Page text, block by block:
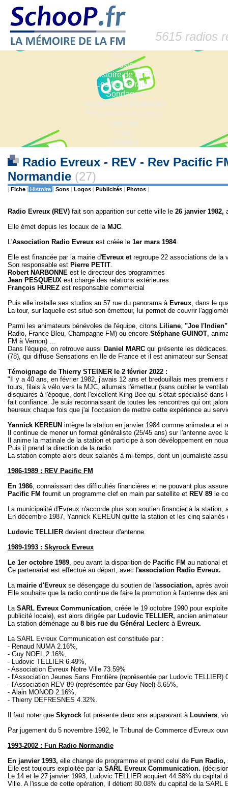
5615 radios
Accueil
Dossiers
Histoire de la FM
Les fiches radio
Sondages
Anciennes fréquences
Fréquences actuelles
Lexique
Liens
Contact
Radio Evreux - REV - Rev Pacific
Normandie (27)
| Fiche | Histoire | Sons | Logos | Publicités | Photos |
Radio Evreux (REV) fait son apparition sur cette ville le 26 janvier 1982,
Elle émet depuis les locaux de la MJC.
L'Association Radio Evreux est créée le 1er mars 1984.
Elle est financée par la mairie d'Evreux et regroupe 22 associations de la
Son responsable est Pierre PETIT.
Robert NARBONNE est le directeur des programmes
Jean PESQUEUX est chargé des relations extérieures
François HUREZ est responsable commercial
Puis elle installe ses studios au 57 rue du panorama à Evreux, dans le
La tour, sur laquelle est situé son émetteur, lui permet de couvrir
Parmi les animateurs bénévoles de l'équipe, citons Liliane, "Joe l'Indien"
Radio, France Bleu, Champagne FM) ou encore Stéphane GUINOT,
FM à Vernon) ...
Dans l'équipe, on retrouve aussi Daniel MARC qui présente les
(78), qui diffuse Sensations en Ile de France et il est animateur sur
Témoignage de Thierry STEINER le 2 février 2022 :
"Il y a 40 ans, en février 1982, j'avais 12 ans et bredouillais mes
tours, filais à vélo vers la MJC, allumais l'émetteur (sans oublier le
disquaires à l'époque, dont l'excellent King Bee qui s'était spécialisé
fait confiance. Je suis reconnaissant de toutes les rencontres qui ont
heureux chaque fois que j'ai l'occasion de mettre cette expérience au
Yannick KEREUN intègre la station en janvier 1984 comme animateur et
Il continue de mener un format généraliste (25/45 ans) sur l'antenne
Il anime la matinale de la station et participe à son dévéloppement en
Puis il prend la direction de la radio.
La station compte alors deux salariés à mi-temps, dont un journaliste
1986-1989 : REV Pacific FM
En 1986, connaissant des difficultés financières et ne pouvant plus
Pacific FM fournit un programme clef en main par satellite et REV 89 le
La municipalité d'Evreux n'accorde plus son soutien financier à la station,
En décembre 1987, Yannick KEREUN quitte la station et les cinq
Ludovic TELLIER devient directeur d'antenne.
1989-1993 : Skyrock Evreux
Le 1er octobre 1989, peu avant la disparition de Pacific FM au national
Ce partenariat est effectué au départ, avec l'association Radio Evreux.
La mairie d'Evreux se désengage du soutien de l'association, après
Elle souhaite que la radio continue de faire la promotion à l'antenne des
LaSARL Evreux Communication, créée le 19 octobre 1990 pour
publicité locale), est alors dirigée par Ludovic TELLIER, ancien
La station déménage au 8 bis rue du Général Leclerc àEvreux.
La SARL Evreux Communication est constituée par :
- Renaud NUMA 2.16%,
- Guy NOEL 2.16%,
- Ludovic TELLIER 6.49%,
- Association Evreux Notre Ville 73.59%
- l'Association Jeunes Sans Frontière (représentée par Ludovic TELLIER)
- l'Association REV 89 (représentée par Guy Noel) 8.65%,
- Alain MONOD 2.16%,
- Thierry DEFRESNES 4.32%.
Il faut noter que Skyrock fut présente deux ans auparavant à Louviers,
Par jugement du 5 novembre 1992, le Tribunal de Commerce d'Evreux
1993-2002 : Fun Radio Normandie
En janvier 1993, elle change de programme et prend celui de Fun Radio,
Elle est toujours exploitée par laSARL Evreux Communication.
Le 14 et le 27 janvier 1993, Ludovic TELLIER acquiert 44.58% du
Ville. A l'issue de cette opération, il détient 80.08% du capital de la SARL